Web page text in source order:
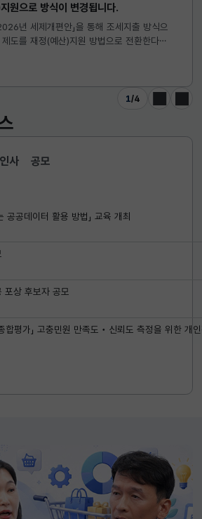
원으로 방식이 변경됩니다.
년 세제개편안」을 통해 조세지출 방식으
도를 재정(예산)지원 방법으로 전환한다고
1/4
이전 다음
공데이터 활용 방법」 교육 개최
상 후보자 공모
합평가」 고충민원 만족도‧신뢰도 측정을 위한 개
인사 공모